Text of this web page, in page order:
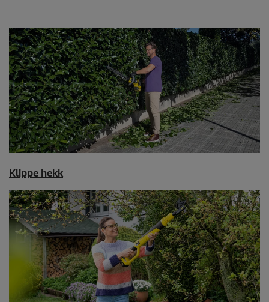
Klippe hekk